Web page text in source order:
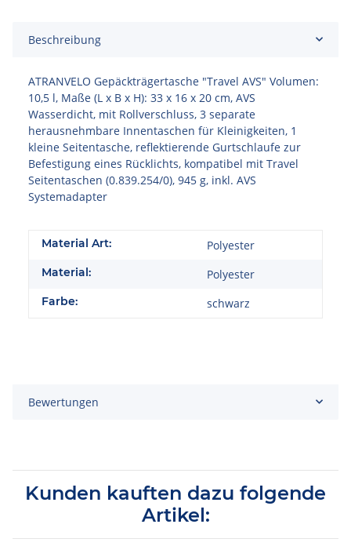
Beschreibung
ATRANVELO Gepäckträgertasche "Travel AVS" Volumen:
10,5 l, Maße (L x B x H): 33 x 16 x 20 cm, AVS
Wasserdicht, mit Rollverschluss, 3 separate
herausnehmbare Innentaschen für Kleinigkeiten, 1
kleine Seitentasche, reflektierende Gurtschlaufe zur
Befestigung eines Rücklichts, kompatibel mit Travel
Seitentaschen (0.839.254/0), 945 g, inkl. AVS
Systemadapter
Material Art: Polyester
Material: Polyester
Farbe: schwarz
Bewertungen
Kunden kauften dazu folgende
Artikel: